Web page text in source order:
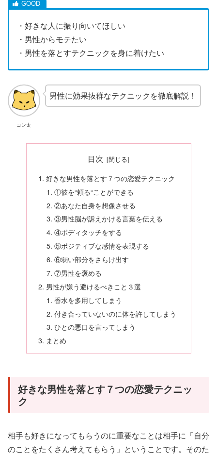
・好きな人に振り向いてほしい
・男性からモテたい
・男性を落とすテクニックを身に着けたい
コン太
男性に効果抜群なテクニックを徹底解説！
目次
好きな男性を落とす７つの恋愛テクニック
①彼を“頼る“ことができる
②あなた自身を想像させる
③男性脳が訴えかける言葉を伝える
④ボディタッチをする
⑤ポジティブな感情を表現する
⑥弱い部分をさらけ出す
⑦男性を褒める
男性が嫌う避けるべきこと３選
香水を多用してしまう
付き合っていないのに体を許してしまう
ひとの悪口を言ってしまう
まとめ
好きな男性を落とす７つの恋愛テクニッ
ク
相手も好きになってもらうのに重要なことは相手に「自分
のことをたくさん考えてもらう」ということです。そのた